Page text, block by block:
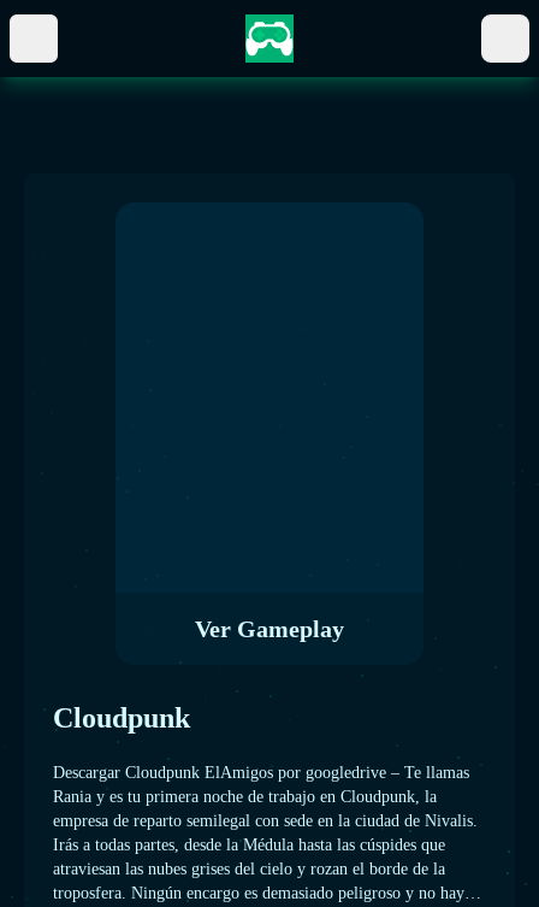
Ver Gameplay
Cloudpunk
Descargar Cloudpunk ElAmigos por googledrive – Te llamas
Rania y es tu primera noche de trabajo en Cloudpunk, la
empresa de reparto semilegal con sede en la ciudad de Nivalis.
Irás a todas partes, desde la Médula hasta las cúspides que
atraviesan las nubes grises del cielo y rozan el borde de la
troposfera. Ningún encargo es demasiado peligroso y no hay